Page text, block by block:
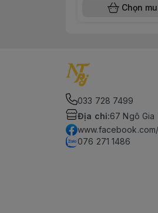
Chọn
033 728 7499
Địa chỉ:67 Ngô Gia
076 271 1486